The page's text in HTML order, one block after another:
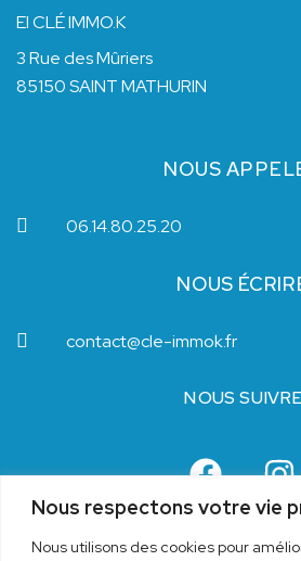
Nous respectons votre vie
Nous utilisons des cookies pour
EI CLÉ IMMO.K
3 Rue des Mûriers
85150 SAINT MATHURIN
NOUS
06.14.80.25.20
NOUS
contact@cle-immok.fr
NOUS SUIVRE